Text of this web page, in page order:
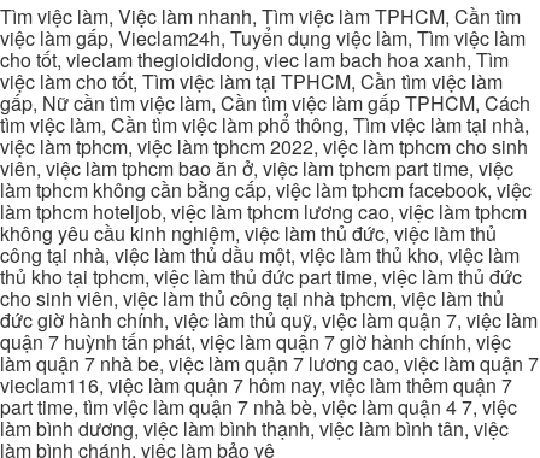
Tìm việc làm, Việc làm nhanh, Tìm việc làm TPHCM, Cần tìm
việc làm gấp, Vieclam24h, Tuyển dụng việc làm, Tìm việc làm
cho tốt, vieclam thegioididong, viec lam bach hoa xanh, Tìm
việc làm cho tốt, Tìm việc làm tại TPHCM, Cần tìm việc làm
gấp, Nữ cần tìm việc làm, Cần tìm việc làm gấp TPHCM, Cách
tìm việc làm, Cần tìm việc làm phổ thông, Tìm việc làm tại nhà,
việc làm tphcm, việc làm tphcm 2022, việc làm tphcm cho sinh
viên, việc làm tphcm bao ăn ở, việc làm tphcm part time, việc
làm tphcm không cần bằng cấp, việc làm tphcm facebook, việc
làm tphcm hoteljob, việc làm tphcm lương cao, việc làm tphcm
không yêu cầu kinh nghiệm, việc làm thủ đức, việc làm thủ
công tại nhà, việc làm thủ dầu một, việc làm thủ kho, việc làm
thủ kho tại tphcm, việc làm thủ đức part time, việc làm thủ đức
cho sinh viên, việc làm thủ công tại nhà tphcm, việc làm thủ
đức giờ hành chính, việc làm thủ quỹ, việc làm quận 7, việc làm
quận 7 huỳnh tấn phát, việc làm quận 7 giờ hành chính, việc
làm quận 7 nhà be, việc làm quận 7 lương cao, việc làm quận 7
vieclam116, việc làm quận 7 hôm nay, việc làm thêm quận 7
part time, tìm việc làm quận 7 nhà bè, việc làm quận 4 7, việc
làm bình dương, việc làm bình thạnh, việc làm bình tân, việc
làm bình chánh, việc làm bảo vệ